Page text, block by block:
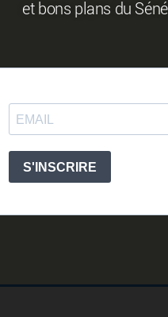
et bons plans du